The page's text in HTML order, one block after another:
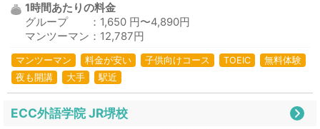
1時間あたりの料金
グループ ：1,650 円〜4,890円
マンツーマン：12,787円
マンツーマン 料金が安い 子供向けコース TOEIC
無料体験
夜も開講
大手 駅近
ECC外語学院 JR堺校